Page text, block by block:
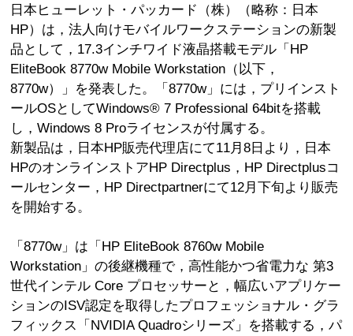
日本ヒューレット・パッカード（株）（略称：日本
HP）は，法人向けモバイルワークステーションの新製
品として，17.3インチワイド液晶搭載モデル「HP
EliteBook 8770w Mobile Workstation（以下，
8770w）」を発表した。「8770w」には，プリインスト
ールOSとしてWindows® 7 Professional 64bitを搭載
し，Windows 8 Proライセンスが付属する。
新製品は，日本HP販売代理店にて11月8日より，日本
HPのオンラインストアHP Directplus，HP Directplusコ
ールセンター，HP Directpartnerにて12月下旬より販売
を開始する。
「8770w」は「HP EliteBook 8760w Mobile
Workstation」の後継機種で，高性能かつ省電力な 第3
世代インテル Core プロセッサーと，幅広いアプリケー
ションのISV認定を取得したプロフェッショナル・グラ
フィックス「NVIDIA Quadroシリーズ」を搭載する，パ